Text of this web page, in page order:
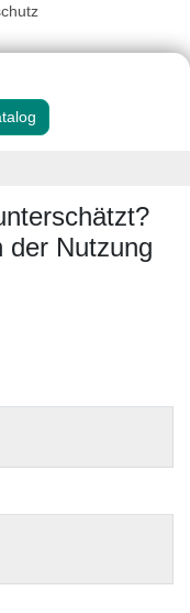
der Nutzung